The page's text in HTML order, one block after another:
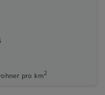
pro km2